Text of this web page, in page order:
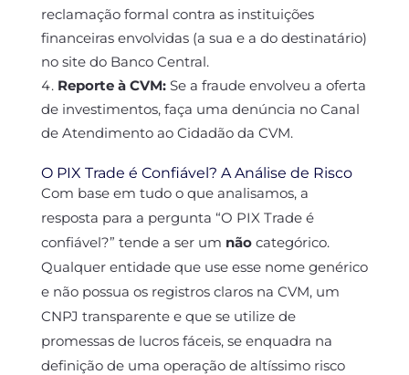
reclamação formal contra as instituições
financeiras envolvidas (a sua e a do destinatário)
no site do Banco Central.
Reporte à CVM:Se a fraude envolveu a oferta
de investimentos, faça uma denúncia no Canal
de Atendimento ao Cidadão da CVM.
O PIX Trade é Confiável? A Análise de Risco
Com base em tudo o que analisamos, a
resposta para a pergunta “O PIX Trade é
confiável?” tende a ser um nãocategórico.
Qualquer entidade que use esse nome genérico
e não possua os registros claros na CVM, um
CNPJ transparente e que se utilize de
promessas de lucros fáceis, se enquadra na
definição de uma operação de altíssimo risco